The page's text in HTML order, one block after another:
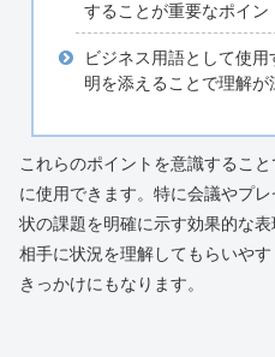
することが重要なポイン
ビジネス用語として使
明を添えることで理解が
これらのポイントを意識するこ
に使用できます。特に会議やプ
状の課題を明確に示す効果的な表
相手に状況を理解してもらいや
きっかけにもなります。